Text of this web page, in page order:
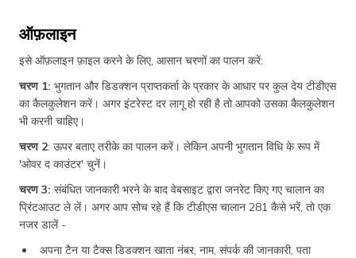
ऑफ़लाइन
इसे ऑफ़लाइन फ़ाइल करने के लिए, आसान चरणों का पालन करें:
चरण 1: भुगतान और डिडक्शन प्राप्तकर्ता के प्रकार के आधार पर कुल देय टीडीएस
का कैलकुलेशन करें। अगर इंटरेस्ट दर लागू हो रही है तो आपको उसका कैलकुलेशन
भी करनी चाहिए।
चरण 2: ऊपर बताए तरीके का पालन करें। लेकिन अपनी भुगतान विधि के रूप में
'ओवर द काउंटर' चुनें।
चरण 3: संबंधित जानकारी भरने के बाद वेबसाइट द्वारा जनरेट किए गए चालान का
प्रिंटआउट ले लें। अगर आप सोच रहे हैं कि टीडीएस चालान 281 कैसे भरें, तो एक
नजर डालें -
अपना टैन या टैक्स डिडक्शन खाता नंबर, नाम, संपर्क की जानकारी, पता